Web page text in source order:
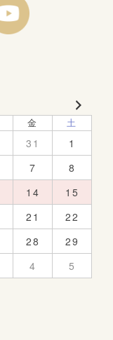
金 土
31
1
7
8
14
15
21
22
28
29
4 5